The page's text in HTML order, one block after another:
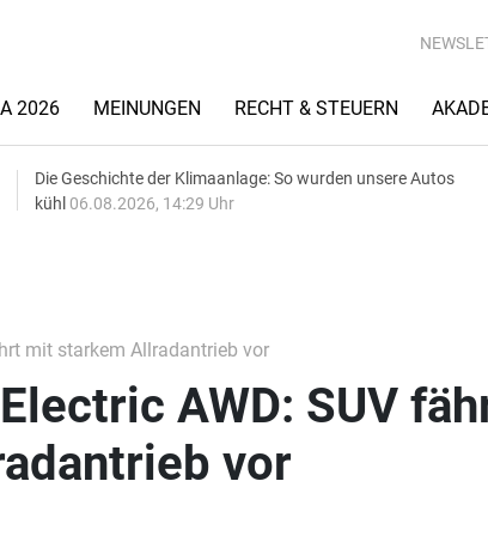
2026 MEINUNGEN RECHT & STEUERN
Die Geschichte der Klimaanlage: So wurden unsere Autos
kühl 06.08.2026, 14:29 Uhr
mit starkem Allradantrieb vor
AWD: SUV
vor